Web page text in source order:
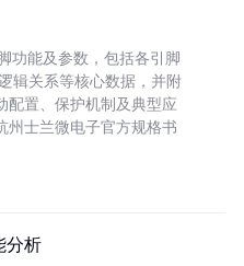
功能及参数，包括各引脚
辑关系等核心数据，并附
配置、保护机制及典型应
州士兰微电子官方规格书
分析